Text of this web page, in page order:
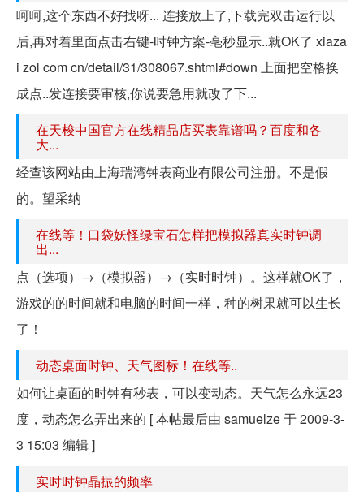
呵呵,这个东西不好找呀... 连接放上了,下载完双击运行以
后,再对着里面点击右键-时钟方案-亳秒显示..就OK了 xiaza
i zol com cn/detail/31/308067.shtml#down 上面把空格换
成点..发连接要审核,你说要急用就改了下...
在天梭中国官方在线精品店买表靠谱吗？百度和各
大...
经查该网站由上海瑞湾钟表商业有限公司注册。不是假
的。望采纳
在线等！口袋妖怪绿宝石怎样把模拟器真实时钟调
出...
点（选项）→（模拟器）→（实时时钟）。这样就OK了，
游戏的的时间就和电脑的时间一样，种的树果就可以生长
了！
动态桌面时钟、天气图标！在线等..
如何让桌面的时钟有秒表，可以变动态。天气怎么永远23
度，动态怎么弄出来的 [ 本帖最后由 samuelze 于 2009-3-
3 15:03 编辑 ]
实时时钟晶振的频率